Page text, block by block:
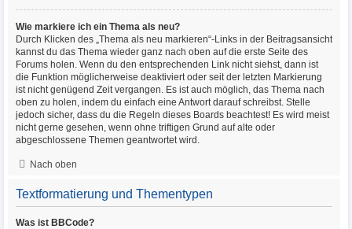
Wie markiere ich ein Thema als neu?
Durch Klicken des „Thema als neu markieren“-Links in der Beitragsansicht
kannst du das Thema wieder ganz nach oben auf die erste Seite des
Forums holen. Wenn du den entsprechenden Link nicht siehst, dann ist
die Funktion möglicherweise deaktiviert oder seit der letzten Markierung
ist nicht genügend Zeit vergangen. Es ist auch möglich, das Thema nach
oben zu holen, indem du einfach eine Antwort darauf schreibst. Stelle
jedoch sicher, dass du die Regeln dieses Boards beachtest! Es wird meist
nicht gerne gesehen, wenn ohne triftigen Grund auf alte oder
abgeschlossene Themen geantwortet wird.
Nach oben
Textformatierung und Thementypen
Was ist BBCode?